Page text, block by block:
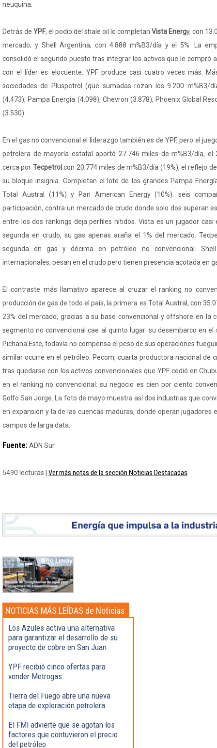
neuquina.
Detrás de YPF, el podio del shale oil lo completan Vista Energy, con
mercado, y Shell Argentina, con 4.888 m%B3/día y el 5%. La
consolidó el segundo puesto tras integrar los activos que le compró
con el líder es elocuente: YPF produce casi cuatro veces más.
sociedades de Pluspetrol (que sumadas rozan los 9.200 m%B3/
(4.473), Pampa Energía (4.098), Chevron (3.878), Phoenix Global
(3.530).
En el gas no convencional el liderazgo también es de YPF, pero el
petrolera de mayoría estatal aportó 27.746 miles de m%B3/día, el
cerca por Tecpetrolcon 20.774 miles de m%B3/día (19%), el reflejo
su bloque insignia. Completan el lote de los grandes Pampa
Total Austral (11%) y Pan American Energy (10%): seis
participación, contra un mercado de crudo donde solo dos superan
entre los dos rankings deja perfiles nítidos. Vista es un jugador casi
segunda en crudo, su gas apenas araña el 1% del mercado.
segunda en gas y décima en petróleo no convencional.
internacionales, pesan en el crudo pero tienen presencia acotada en
El contraste más llamativo aparece al cruzar el ranking no
producción de gas de todo el país, la primera es Total Austral, con
23% del mercado, gracias a su base convencional y offshore en la
segmento no convencional cae al quinto lugar: su desembarco en el
Pichana Este, todavía no compensa el peso de sus operaciones
similar ocurre en el petróleo: Pecom, cuarta productora nacional de
tras quedarse con los activos convencionales que YPF cedió en
en el ranking no convencional: su negocio es cien por ciento
Golfo San Jorge. La foto de mayo muestra así dos industrias que
en expansión y la de las cuencas maduras, donde operan jugadores
campos de larga data.
Fuente:ADN Sur
5490 lecturas | Ver más notas de la sección Noticias Destacadas
NOTICIAS MÁS LEÍDAS de Noticias
Destacadas
Los Azules activa una alternativa
para garantizar el desarrollo de su
proyecto de cobre en San Juan
YPF recibió cinco ofertas para
vender Metrogas
Tierra del Fuego abre una nueva
etapa de exploración petrolera
El FMI advierte que se agotan los
factores que contuvieron el precio
del petróleo